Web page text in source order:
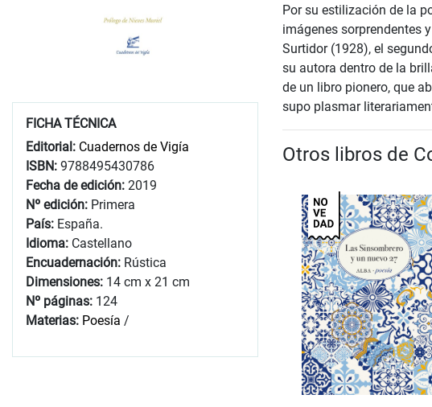
FICHA TÉCNICA
Editorial: Cuadernos de Vigía
ISBN: 9788495430786
Fecha de edición: 2019
Nº edición: Primera
País: España.
Idioma: Castellano
Encuadernación: Rústica
Dimensiones: 14 cm x 21 cm
Nº páginas: 124
Materias: Poesía /
Por su estilización de la
imágenes sorprendentes
Surtidor (1928), el
su autora dentro de la
de un libro pionero, que
supo plasmar
Otros libros de